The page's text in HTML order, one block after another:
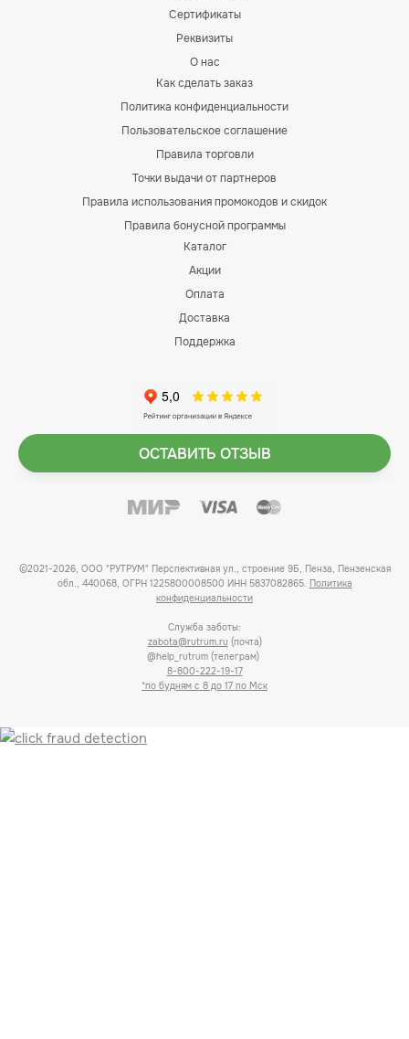
Сертификаты
Реквизиты
О нас
Как сделать заказ
Политика конфиденциальности
Пользовательское соглашение
Правила торговли
Точки выдачи от партнеров
Правила использования промокодов и скидок
Правила бонусной программы
Каталог
Акции
Оплата
Доставка
Поддержка
ОСТАВИТЬ ОТЗЫВ
©2021-2026, ООО "РУТРУМ" Перспективная ул., строение 9Б, Пенза, Пензенская
обл., 440068, ОГРН 1225800008500 ИНН 5837082865. Политика
конфиденциальности
Служба заботы:
zabota@rutrum.ru (почта)
@help_rutrum (телеграм)
8-800-222-19-17
*по будням с 8 до 17 по Мск